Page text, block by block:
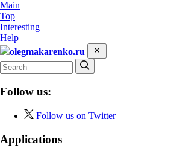
Main
Top
Interesting
Help
olegmakarenko.ru
Follow us:
Follow us on Twitter
Applications